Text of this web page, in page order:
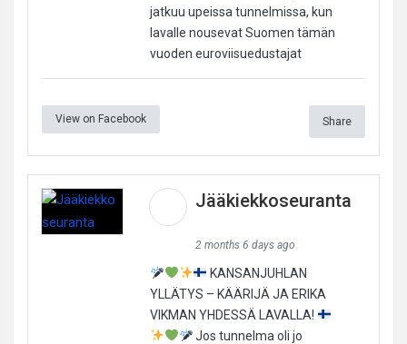
jatkuu upeissa tunnelmissa, kun
lavalle nousevat Suomen tämän
vuoden euroviisuedustajat
View on Facebook Share
Jääkiekkoseuranta
2 months 6 days ago
KANSANJUHLAN
YLLÄTYS – KÄÄRIJÄ JA ERIKA
VIKMAN YHDESSÄ LAVALLA!
Jos tunnelma oli jo